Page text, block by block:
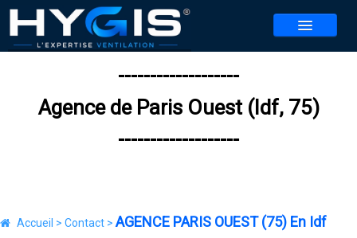
NOS AGENCES▼
-------------------
Agence de Paris Ouest (Idf, 75)
-------------------
Accueil > Contact > AGENCE PARIS OUEST (75) En Idf